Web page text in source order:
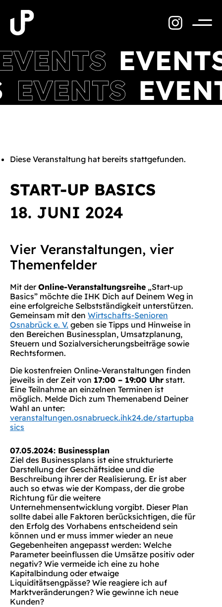
Inhalt
springen
Diese Veranstaltung hat bereits stattgefunden.
START-UP BASICS
18. JUNI 2024
Vier Veranstaltungen, vier
Themenfelder
Mit derOnline-Veranstaltungsreihe „Start-up
Basics” möchte die IHK Dich auf Deinem Weg in
eine erfolgreiche Selbstständigkeit unterstützen.
Gemeinsam mit den Wirtschafts-Senioren
Osnabrück e. V. geben sie Tipps und Hinweise in
den Bereichen Businessplan, Umsatzplanung,
Steuern und Sozialversicherungsbeiträge sowie
Rechtsformen.
Die kostenfreien Online-Veranstaltungen finden
jeweils in der Zeit von 17:00 – 19:00 Uhr statt.
Eine Teilnahme an einzelnen Terminen ist
möglich. Melde Dich zum Themenabend Deiner
Wahl an unter:
veranstaltungen.osnabrueck.ihk24.de/startupba
sics
07.05.2024: Businessplan
Ziel des Businessplans ist eine strukturierte
Darstellung der Geschäftsidee und die
Beschreibung ihrer der Realisierung. Er ist aber
auch so etwas wie der Kompass, der die grobe
Richtung für die weitere
Unternehmensentwicklung vorgibt. Dieser Plan
sollte dabei alle Faktoren berücksichtigen, die für
den Erfolg des Vorhabens entscheidend sein
können und er muss immer wieder an neue
Gegebenheiten angepasst werden: Welche
Parameter beeinflussen die Umsätze positiv oder
negativ? Wie vermeide ich eine zu hohe
Kapitalbindung oder etwaige
Liquiditätsengpässe? Wie reagiere ich auf
Marktveränderungen? Wie gewinne ich neue
Kunden?